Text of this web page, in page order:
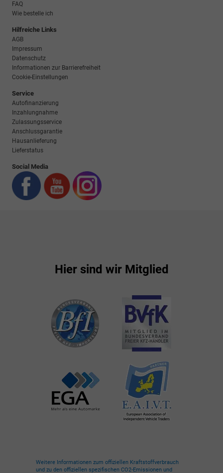
FAQ
Wie bestelle ich
Hilfreiche Links
AGB
Impressum
Datenschutz
Informationen zur Barrierefreiheit
Cookie-Einstellungen
Service
Autofinanzierung
Inzahlungnahme
Zulassungsservice
Anschlussgarantie
Hausanlieferung
Lieferstatus
Social Media
Hier sind wir Mitglied
Weitere Informationen zum offiziellen Kraftstoffverbrauch
und zu den offiziellen spezifischen CO2-Emissionen und